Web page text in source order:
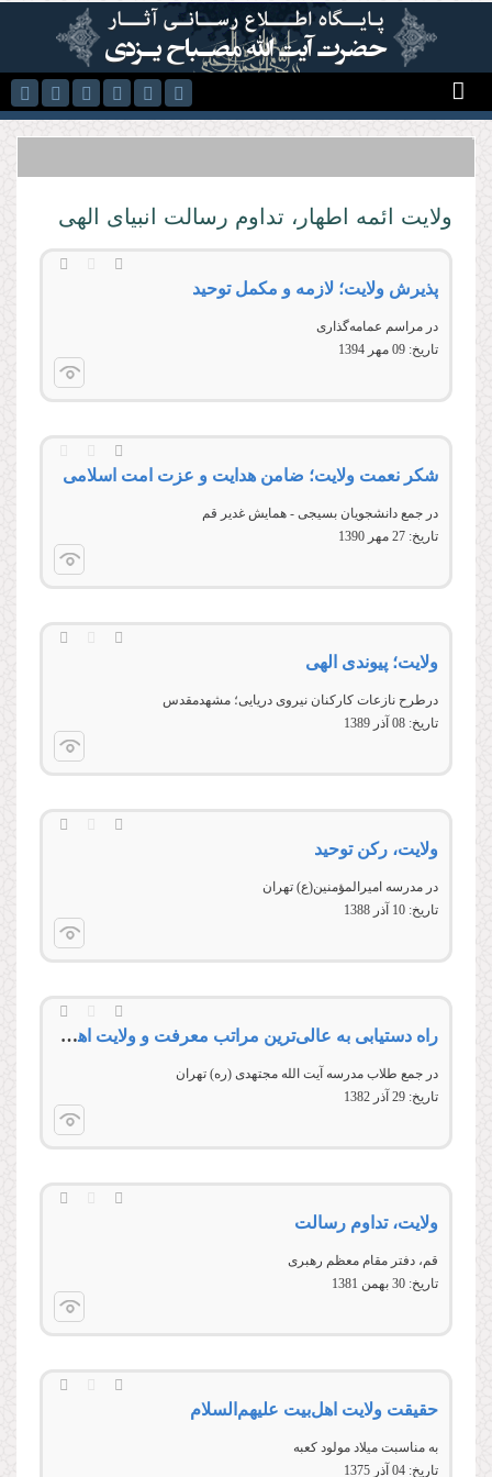
رفتن به محتوای اصلی
ولایت ائمه اطهار، تداوم رسالت انبیای الهی
پذيرش ولايت؛ لازمه و مكمل توحيد
در مراسم عمامه‌گذاری
تاریخ: 09 مهر 1394
شکر نعمت ولایت؛ ضامن هدایت و عزت امت اسلامی
در جمع دانشجویان بسیجی - همایش غدیر قم
تاریخ: 27 مهر 1390
ولایت؛ پیوندی الهی
درطرح نازعات کارکنان نيروی دريايی؛ مشهدمقدس
تاریخ: 08 آذر 1389
ولایت، ركن توحید
در مدرسه اميرالمؤمنين(ع) تهران
تاریخ: 10 آذر 1388
راه دستیابی به عالى‏‌ترین مراتب معرفت و ولایت اهل‌بیت
در جمع طلاب مدرسه آیت ‏الله مجتهدى (ره) تهران
تاریخ: 29 آذر 1382
ولایت، تداوم رسالت
قم، دفتر مقام معظم رهبرى
تاریخ: 30 بهمن 1381
حقیقت ولایت اهل‌بیت علیهم‌السلام
به مناسبت میلاد مولود كعبه
تاریخ: 04 آذر 1375